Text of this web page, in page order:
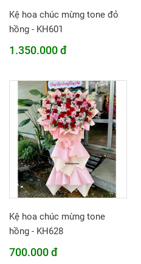
Kệ hoa chúc mừng tone đỏ
hồng - KH601
1.350.000 đ
Kệ hoa chúc mừng tone
hồng - KH628
700.000 đ